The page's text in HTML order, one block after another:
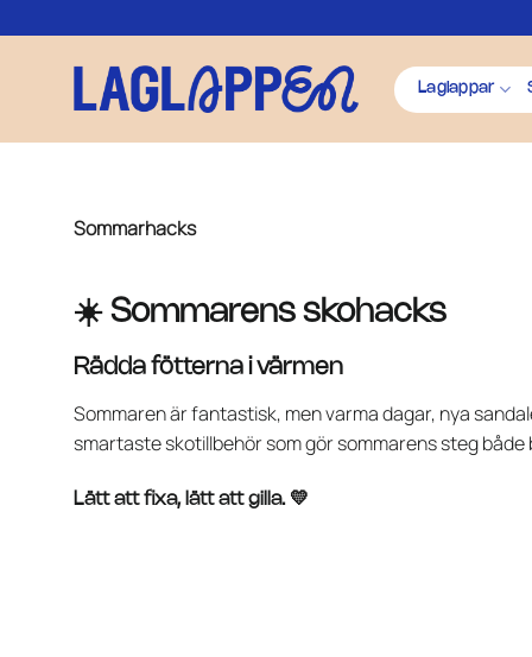
to
Laglappar
Sommarhacks
☀️ Sommarens skohacks
Rädda fötterna i värmen
Sommaren är fantastisk, men varma dagar, nya
smartaste skotillbehör som gör sommarens steg
Lätt att fixa, lätt att gilla. 💛